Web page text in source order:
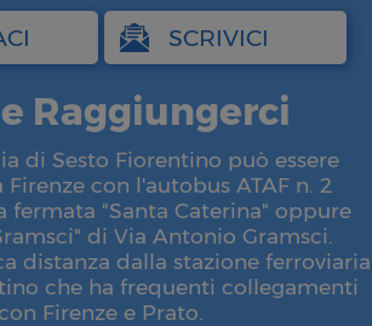
SCRIVICI
Raggiungerci
di Sesto Fiorentino può essere
con l'autobus ATAF n. 2
fermata "Santa Caterina" oppure
di Via Antonio Gramsci.
distanza dalla stazione ferroviaria
che ha frequenti collegamenti
Firenze e Prato.